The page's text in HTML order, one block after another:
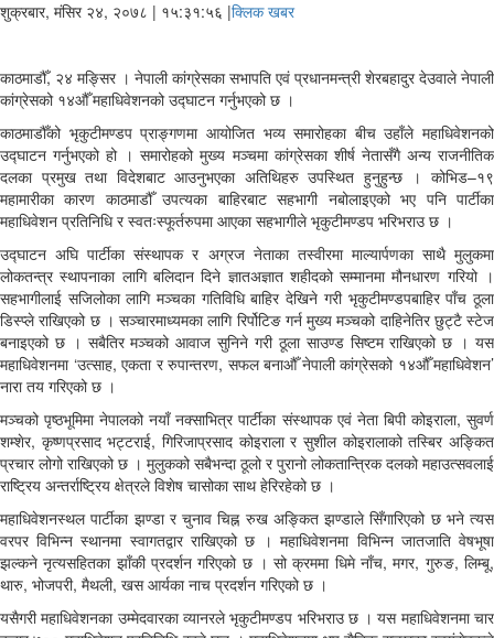
शुक्रबार, मंसिर २४, २०७८ | १५:३१:५६ |क्लिक खबर
काठमाडौँ, २४ मङ्सिर । नेपाली कांग्रेसका सभापति एवं प्रधानमन्त्री शेरबहादुर देउवाले नेपाली
कांग्रेसको १४औँ महाधिवेशनको उद्घाटन गर्नुभएको छ ।
काठमाडौँको भृकुटीमण्डप प्राङ्गणमा आयोजित भव्य समारोहका बीच उहाँले महाधिवेशनको
उद्घाटन गर्नुभएको हो । समारोहको मुख्य मञ्चमा कांग्रेसका शीर्ष नेतासँगै अन्य राजनीतिक
दलका प्रमुख तथा विदेशबाट आउनुभएका अतिथिहरु उपस्थित हुनुहुन्छ । कोभिड–१९
महामारीका कारण काठमाडौँ उपत्यका बाहिरबाट सहभागी नबोलाइएको भए पनि पार्टीका
महाधिवेशन प्रतिनिधि र स्वतःस्फूर्तरुपमा आएका सहभागीले भृकुटीमण्डप भरिभराउ छ ।
उद्घाटन अघि पार्टीका संस्थापक र अग्रज नेताका तस्वीरमा माल्यार्पणका साथै मुलुकमा
लोकतन्त्र स्थापनाका लागि बलिदान दिने ज्ञातअज्ञात शहीदको सम्मानमा मौनधारण गरियो ।
सहभागीलाई सजिलोका लागि मञ्चका गतिविधि बाहिर देखिने गरी भृकुटीमण्डपबाहिर पाँच ठूला
डिस्प्ले राखिएको छ । सञ्चारमाध्यमका लागि रिर्पोटिङ गर्न मुख्य मञ्चको दाहिनेतिर छुट्टै स्टेज
बनाइएको छ । सबैतिर मञ्चको आवाज सुनिने गरी ठूला साउण्ड सिष्टम राखिएको छ । यस
महाधिवेशनमा ‘उत्साह, एकता र रुपान्तरण, सफल बनाऔँ नेपाली कांग्रेसको १४औँ महाधिवेशन’
नारा तय गरिएको छ ।
मञ्चको पृष्ठभूमिमा नेपालको नयाँ नक्साभित्र पार्टीका संस्थापक एवं नेता बिपी कोइराला, सुवर्ण
शम्शेर, कृष्णप्रसाद भट्टराई, गिरिजाप्रसाद कोइराला र सुशील कोइरालाको तस्बिर अङ्कित
प्रचार लोगो राखिएको छ । मुलुकको सबैभन्दा ठूलो र पुरानो लोकतान्त्रिक दलको महाउत्सवलाई
राष्ट्रिय अन्तर्राष्ट्रिय क्षेत्रले विशेष चासोका साथ हेरिरहेको छ ।
महाधिवेशनस्थल पार्टीका झण्डा र चुनाव चिह्न रुख अङ्कित झण्डाले सिँगारिएको छ भने त्यस
वरपर विभिन्न स्थानमा स्वागतद्वार राखिएको छ । महाधिवेशनमा विभिन्न जातजाति वेषभूषा
झल्कने नृत्यसहितका झाँकी प्रदर्शन गरिएको छ । सो क्रममा धिमे नाँच, मगर, गुरुङ, लिम्बू,
थारु, भोजपरी, मैथली, खस आर्यका नाच प्रदर्शन गरिएको छ ।
यसैगरी महाधिवेशनका उम्मेदवारका व्यानरले भृकुटीमण्डप भरिभराउ छ । यस महाधिवेशनमा चार